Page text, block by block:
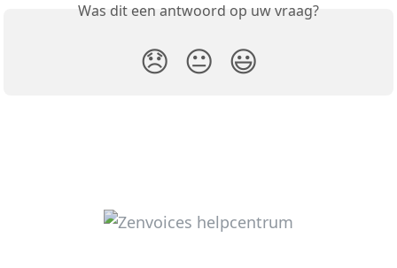
Was dit een antwoord op uw vraag?
😞 😐 😃